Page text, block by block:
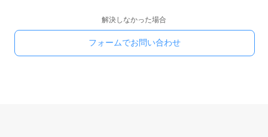
解決しなかった場合
フォームでお問い合わせ